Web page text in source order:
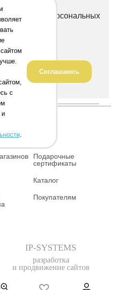
своих персональных
Подарочные
сертификаты
Каталог
Покупателям
IP-SYSTEMS
разработка
и продвижение сайтов
с
и
.
Соглашаюсь